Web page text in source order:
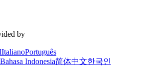
by
ItalianoPortuguês
Bahasa Indonesia简体中文한국인